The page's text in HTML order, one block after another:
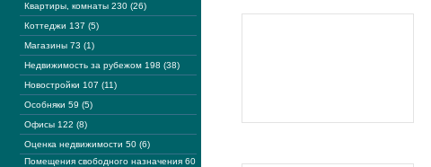
Квартиры, комнаты 230 (26)
Коттеджи 137 (5)
Магазины 73 (1)
Недвижимость за рубежом 198 (38)
Новостройки 107 (11)
Особняки 59 (5)
Офисы 122 (8)
Оценка недвижимости 50 (6)
Помещения свободного назначения 60